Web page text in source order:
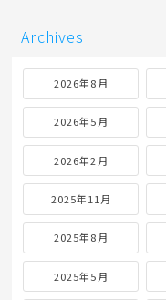
Archives
2026年8月
2026年5月
2026年2月
2025年11月
2025年8月
2025年5月